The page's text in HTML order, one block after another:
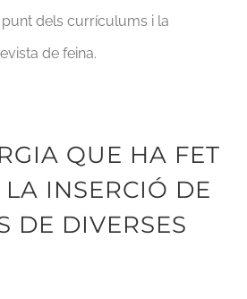
dels currículums i la
de feina.
QUE HA FET
INSERCIÓ DE
DE DIVERSES